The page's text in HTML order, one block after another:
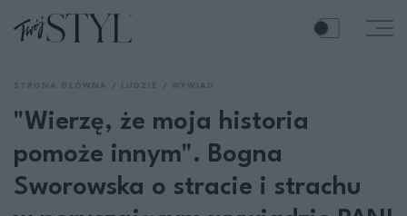
"Wierzę, że moja historia
pomoże innym". Bogna
Sworowska o stracie i strachu